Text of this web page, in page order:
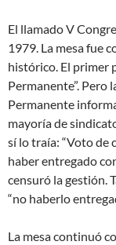
El llamado V
1979. La mesa fue
histórico. El primer
Permanente”. Pero
Permanente
mayoría de
sí lo traía: “Voto de
haber entregado
censuró la gestión.
“no haberlo
La mesa continuó